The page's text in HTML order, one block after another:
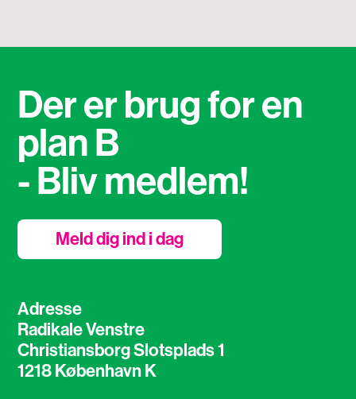
Adresse
Radikale Venstre
Christiansborg Slotsplads 1
1218 København K
Der er brug for en
plan B
- Bliv medlem!
Meld dig ind i dag